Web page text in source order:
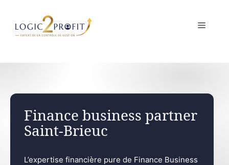
contenu
MENU
Finance business partner
Saint-Brieuc
L’expertise financière pure de Finance Business